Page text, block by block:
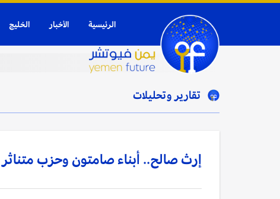
الرئيسية الأخبار الخليج
تقارير وتحليلات
إرث صالح.. أبناء صامتون وحزب